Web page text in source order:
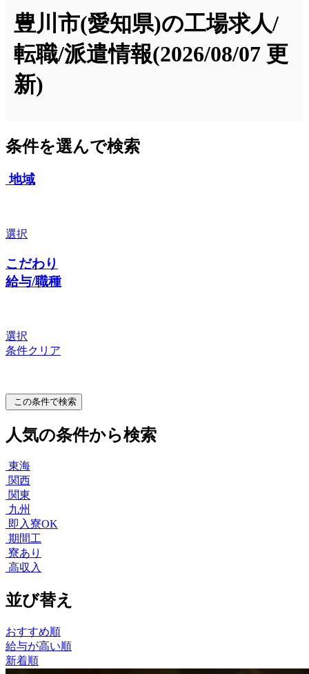
豊川市(愛知県)の工場求人/
転職/派遣情報(2026/08/07 更
新)
条件を選んで検索
地域
選択
こだわり
給与/職種
選択
条件クリア
この条件で検索
人気の条件から検索
東海
関西
関東
九州
即入寮OK
期間工
寮あり
高収入
並び替え
おすすめ順
給与が高い順
新着順